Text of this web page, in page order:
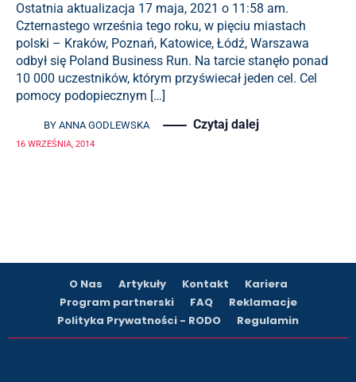
Ostatnia aktualizacja 17 maja, 2021 o 11:58 am.
Czternastego września tego roku, w pięciu miastach
polski – Kraków, Poznań, Katowice, Łódź, Warszawa
odbył się Poland Business Run. Na tarcie stanęło ponad
10 000 uczestników, którym przyświecał jeden cel. Cel
pomocy podopiecznym […]
BY ANNA GODLEWSKA Czytaj dalej
16 WRZEŚNIA, 2014
O Nas Artykuły Kontakt
Kariera
Program partnerski
FAQ
Reklamacje
Polityka Prywatności - RODO
Regulamin